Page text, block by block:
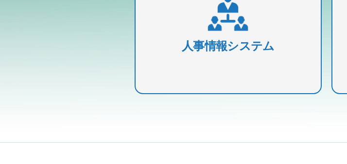
人事情報システム
情報やデータ管理を含むすべての作業を1ペ
ージにまとめて管理・整理しましょう。